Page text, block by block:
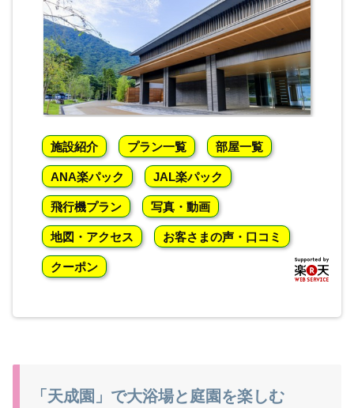
施設紹介 プラン一覧 部屋一覧
ANA楽パック JAL楽パック
飛行機プラン 写真・動画
地図・アクセス お客さまの声・口コミ
クーポン
「天成園」で大浴場と庭園を楽しむ